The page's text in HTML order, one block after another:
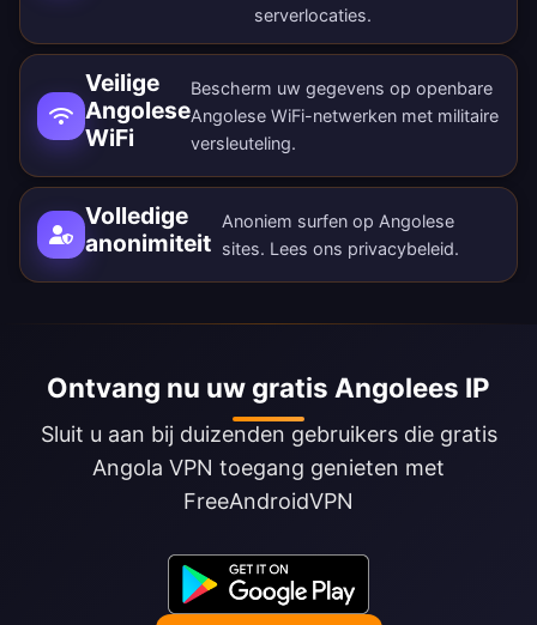
serverlocaties.
Veilige
Angolese
WiFi
Bescherm uw gegevens op openbare
Angolese WiFi-netwerken met militaire
versleuteling.
Volledige
anonimiteit
Anoniem surfen op Angolese
sites. Lees ons privacybeleid.
Ontvang nu uw gratis Angolees IP
Sluit u aan bij duizenden gebruikers die gratis
Angola VPN toegang genieten met
FreeAndroidVPN